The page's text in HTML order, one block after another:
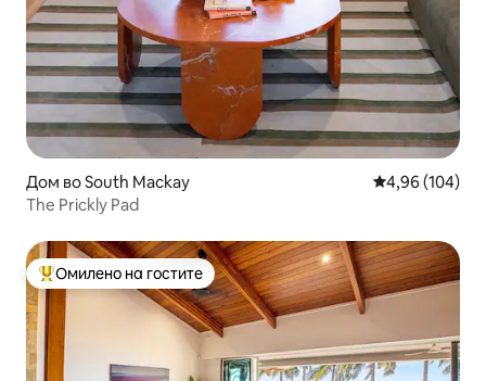
Дом во South Mackay Просечна
4,96 (104)
The Prickly Pad
Меѓу најуспешните „Омилени на гостите“
Омилено на гостите